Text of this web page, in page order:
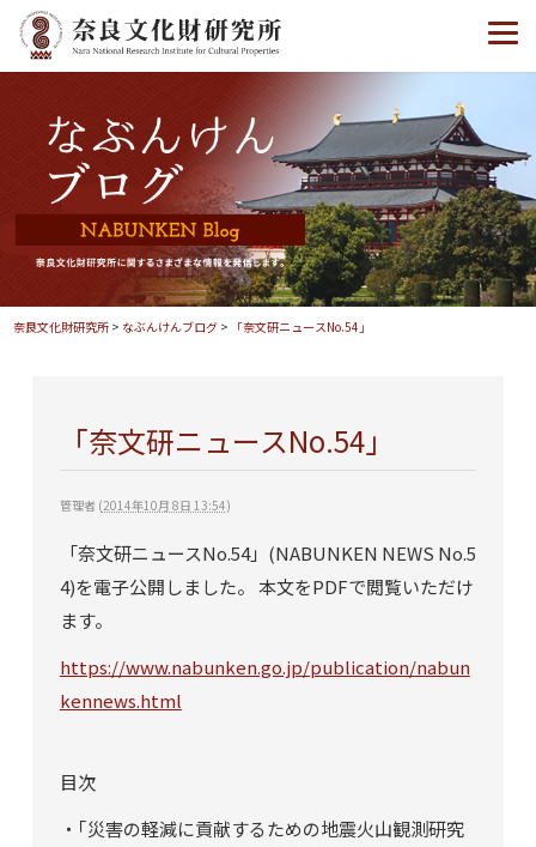
奈良文化財研究所 > なぶんけんブログ > 「奈文研ニュースNo.54」
「奈文研ニュースNo.54」
管理者(2014年10月 8日 13:54)
「奈文研ニュースNo.54」(NABUNKEN NEWS No.5
4)を電子公開しました。 本文をPDFで閲覧いただけ
ます。
https://www.nabunken.go.jp/publication/nabun
kennews.html
目次
・｢災害の軽減に貢献するための地震火山観測研究